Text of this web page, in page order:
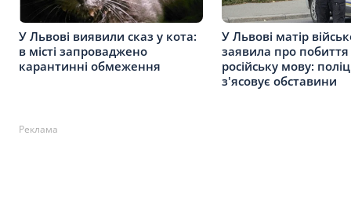
У Львові виявили сказ у кота:
в місті запроваджено
карантинні обмеження
У Львові матір
заявила про
російську мову:
з'ясовує обставини
Реклама